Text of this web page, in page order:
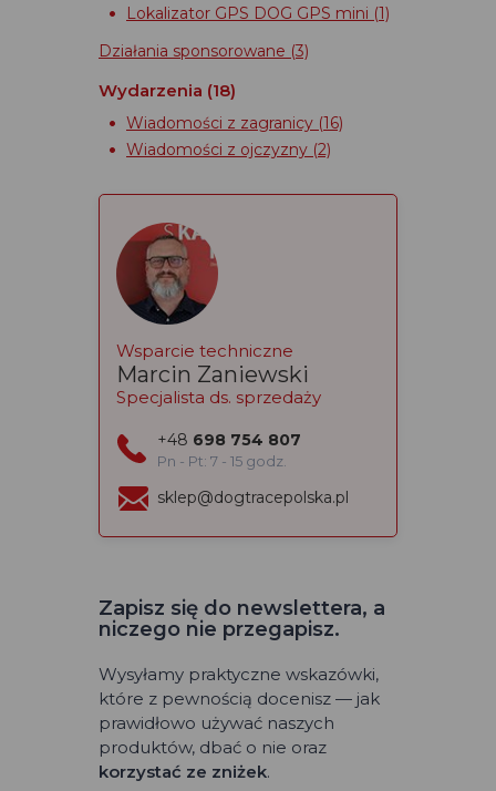
Lokalizator GPS DOG GPS mini (1)
Działania sponsorowane (3)
Wydarzenia (18)
Wiadomości z zagranicy (16)
Wiadomości z ojczyzny (2)
Wsparcie techniczne
Marcin Zaniewski
Specjalista ds. sprzedaży
+48 698 754 807
Pn - Pt: 7 - 15 godz.
sklep@dogtracepolska.pl
Zapisz się do newslettera, a
niczego nie przegapisz.
Wysyłamy praktyczne wskazówki,
które z pewnością docenisz — jak
prawidłowo używać naszych
produktów, dbać o nie oraz
korzystać ze zniżek.